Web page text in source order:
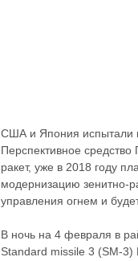
США и Япония испытали
Перспективное
ракет, уже в 2018 году
модернизацию зенитно-
управления огнем и
В ночь на 4 февраля в
Standard missile 3 (SM-3)